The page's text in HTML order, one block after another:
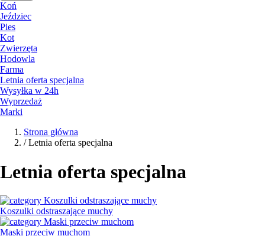
Koń
Jeździec
Pies
Kot
Zwierzęta
Hodowla
Farma
Letnia oferta specjalna
Wysyłka w 24h
Wyprzedaż
Marki
Strona główna
/ Letnia oferta specjalna
Letnia oferta specjalna
Koszulki odstraszające muchy
Maski przeciw muchom